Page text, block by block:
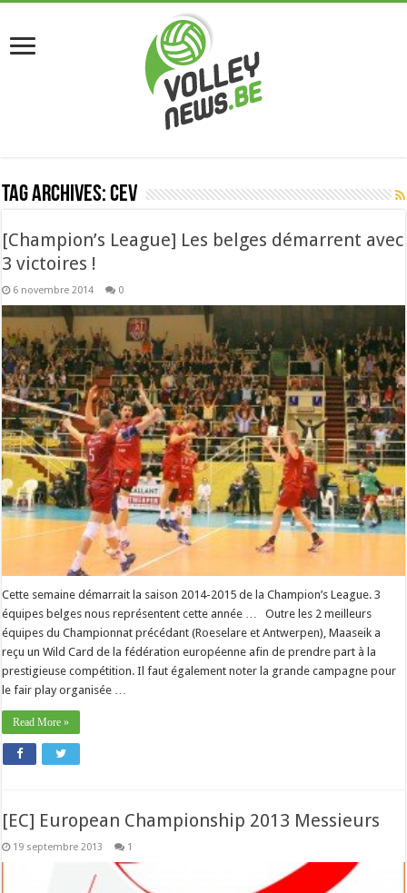
Tag Archives:cev
[Champion’s League] Les belges démarrent avec
3 victoires !
6 novembre 2014 0
Cette semaine démarrait la saison 2014-2015 de la Champion’s League. 3
équipes belges nous représentent cette année … Outre les 2 meilleurs
équipes du Championnat précédant (Roeselare et Antwerpen), Maaseik a
reçu un Wild Card de la fédération européenne afin de prendre part à la
prestigieuse compétition. Il faut également noter la grande campagne pour
le fair play organisée …
Read More »
[EC] European Championship 2013 Messieurs
19 septembre 2013 1